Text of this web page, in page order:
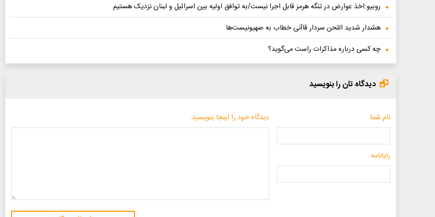
روبیو:اخذ عوارض در تنگه هرمز قابل اجرا نیست/به توافق اولیه بین اسرائیل و لبنان نزدیک هستیم
هشدار شدید اللحن سردار قاآنی خطاب به صهیونیست‌ها
چه کسی درباره مذاکرات راست می‌گوید؟
دیدگاه تان را بنویسید
نام شما
رایانامه
دیدگاه خود را اینجا بنویسید: